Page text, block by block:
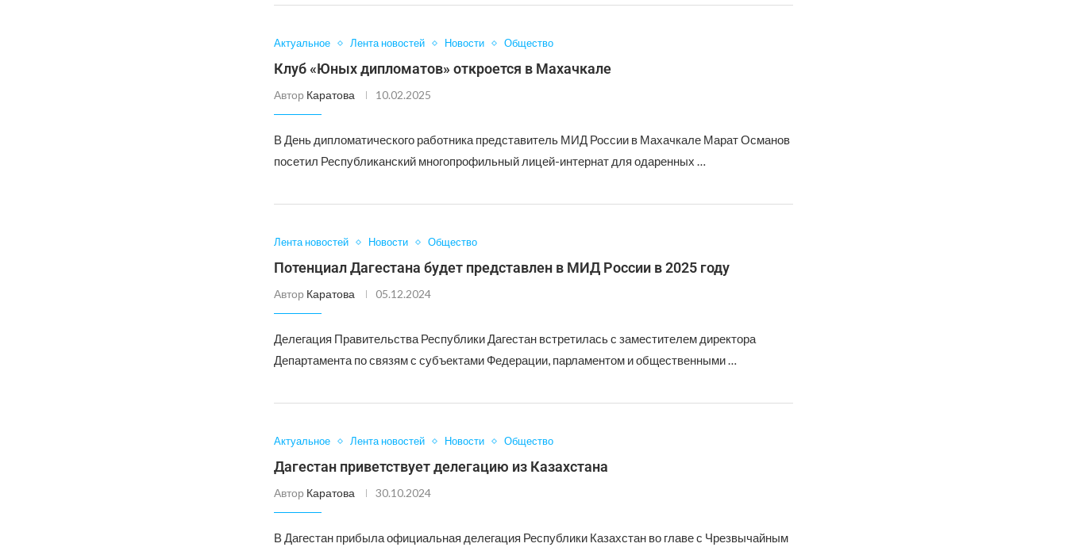
Актуальное Лента новостей Новости Общество
Клуб «Юных дипломатов» откроется в Махачкале
Автор Каратова 10.02.2025
В День дипломатического работника представитель МИД России в Махачкале Марат Османов
посетил Республиканский многопрофильный лицей-интернат для одаренных …
Лента новостей Новости Общество
Потенциал Дагестана будет представлен в МИД России в 2025 году
Автор Каратова 05.12.2024
Делегация Правительства Республики Дагестан встретилась с заместителем директора
Департамента по связям с субъектами Федерации, парламентом и общественными …
Актуальное Лента новостей Новости Общество
Дагестан приветствует делегацию из Казахстана
Автор Каратова 30.10.2024
В Дагестан прибыла официальная делегация Республики Казахстан во главе с Чрезвычайным